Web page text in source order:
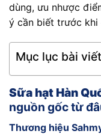
dùng, ưu nhược
ý cần biết trước khi
Mục lục bài viết
Sữa hạt Hàn
nguồn gốc từ
Thương hiệu